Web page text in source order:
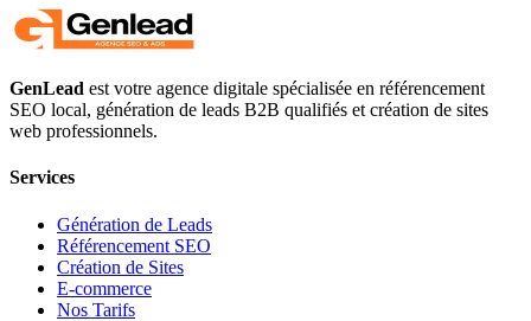
GenLead est votre agence digitale spécialisée en référencement
SEO local, génération de leads B2B qualifiés et création de sites
web professionnels.
Services
Génération de Leads
Référencement SEO
Création de Sites
E-commerce
Nos Tarifs